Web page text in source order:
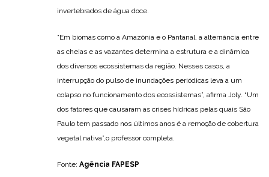
invertebrados de água doce.
“Em biomas como a Amazônia e o Pantanal, a alternância entre
as cheias e as vazantes determina a estrutura e a dinâmica
dos diversos ecossistemas da região. Nesses casos, a
interrupção do pulso de inundações periódicas leva a um
colapso no funcionamento dos ecossistemas”, afirma Joly. “Um
dos fatores que causaram as crises hídricas pelas quais São
Paulo tem passado nos últimos anos é a remoção de cobertura
vegetal nativa”,o professor completa.
Fonte: Agência FAPESP